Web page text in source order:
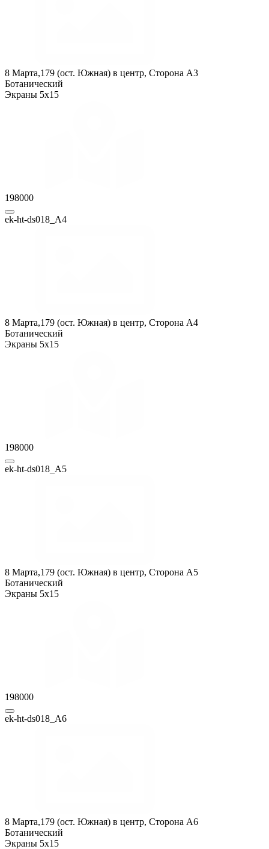
8 Марта,179 (ост. Южная) в центр, Сторона A3
Ботанический
Экраны 5x15
198000
ek-ht-ds018_А4
8 Марта,179 (ост. Южная) в центр, Сторона A4
Ботанический
Экраны 5x15
198000
ek-ht-ds018_А5
8 Марта,179 (ост. Южная) в центр, Сторона A5
Ботанический
Экраны 5x15
198000
ek-ht-ds018_А6
8 Марта,179 (ост. Южная) в центр, Сторона A6
Ботанический
Экраны 5x15